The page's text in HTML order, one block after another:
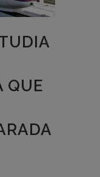
QUE